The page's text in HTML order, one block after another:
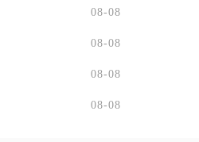
08-08
08-08
08-08
08-08